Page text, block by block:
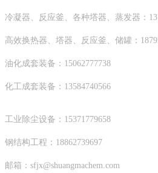
冷凝器、反应釜、各种塔器、蒸发器：
高效换热器、塔器、反应釜、储罐：
油化成套装备：15062777738
化工成套装备：13584740566
工业除尘设备：15371779658
钢结构工程：18862739697
邮箱：sfjx@shuangmachem.com